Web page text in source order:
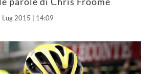
Lug 2015 | 14:09